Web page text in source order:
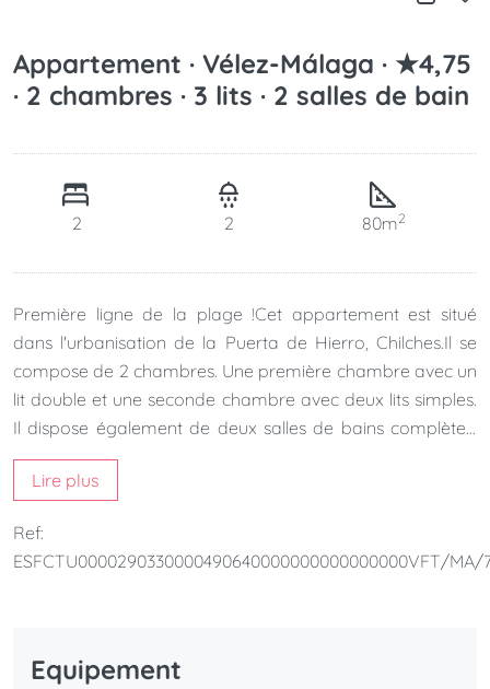
Appartement · Vélez-Málaga · ★4,75
· 2 chambres · 3 lits · 2 salles de bain
2 2 80m2
Première ligne de la plage !Cet appartement est situé
dans l'urbanisation de la Puerta de Hierro, Chilches.Il se
compose de 2 chambres. Une première chambre avec un
lit double et une seconde chambre avec deux lits simples.
Il dispose également de deux salles de bains complètes,
d'un grand porche et d'une cuisine entièrement équipée et
d'un salon lumineux avec accès à un porche avec vue
piscine et le parking.Il est parfait pour les couples et les
familles.
Lire plus
Ref:
ESFCTU0000290330000490640000000000000000VFT/MA/
Equipement